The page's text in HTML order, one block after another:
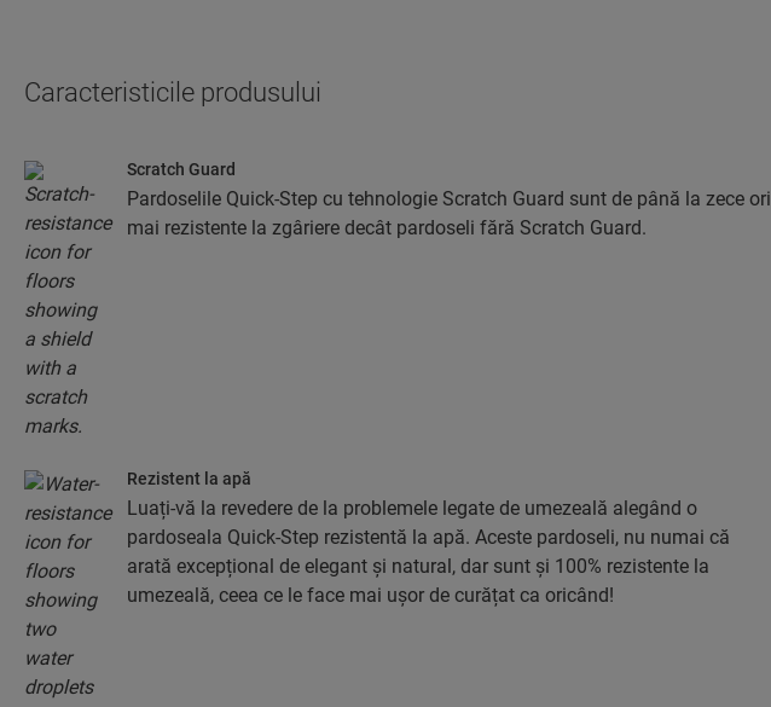
Caracteristicile produsului
Scratch Guard
Pardoselile Quick-Step cu tehnologie Scratch Guard sunt de până la zece ori
mai rezistente la zgâriere decât pardoseli fără Scratch Guard.
Rezistent la apă
Luați-vă la revedere de la problemele legate de umezeală alegând o
pardoseala Quick-Step rezistentă la apă. Aceste pardoseli, nu numai că
arată excepțional de elegant și natural, dar sunt și 100% rezistente la
umezeală, ceea ce le face mai ușor de curățat ca oricând!